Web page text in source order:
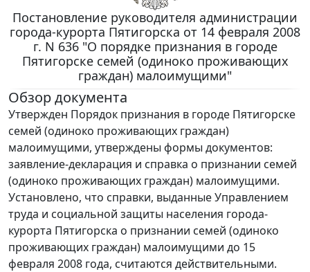
Постановление руководителя администрации
города-курорта Пятигорска от 14 февраля 2008
г. N 636 "О порядке признания в городе
Пятигорске семей (одиноко проживающих
граждан) малоимущими"
Обзор документа
Утвержден Порядок признания в городе Пятигорске
семей (одиноко проживающих граждан)
малоимущими, утверждены формы документов:
заявление-декларация и справка о признании семей
(одиноко проживающих граждан) малоимущими.
Установлено, что справки, выданные Управлением
труда и социальной защиты населения города-
курорта Пятигорска о признании семей (одиноко
проживающих граждан) малоимущими до 15
февраля 2008 года, считаются действительными.